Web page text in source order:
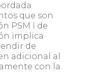
que son
PSM I de
implica
de
adicional al
con la